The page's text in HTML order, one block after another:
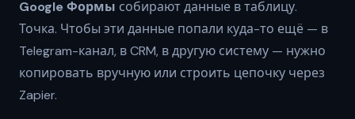
Google Формы собирают данные в таблицу.
Точка. Чтобы эти данные попали куда-то ещё — в
Telegram-канал, в CRM, в другую систему — нужно
копировать вручную или строить цепочку через
Zapier.